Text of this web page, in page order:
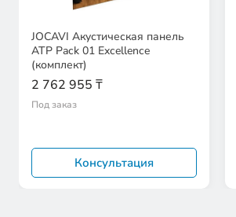
JOCAVI Акустическая панель
ATP Pack 01 Excellence
(комплект)
2 762 955 ₸
Под заказ
Консультация